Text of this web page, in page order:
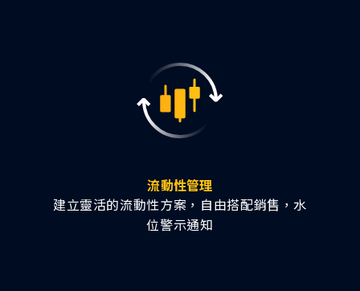
流動性管理
建立靈活的流動性方案，自由搭配銷售，水
位警示通知